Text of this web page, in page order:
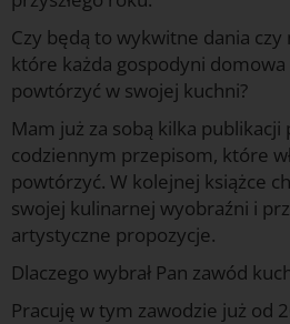
Czy będą to wykwitne dania
które każda gospodyni domowa
powtórzyć w swojej kuchni?
Mam już za sobą kilka publikacji
codziennym przepisom, które
powtórzyć. W kolejnej książce
swojej kulinarnej wyobraźni i
artystyczne propozycje.
Dlaczego wybrał Pan zawód
Pracuję w tym zawodzie już od